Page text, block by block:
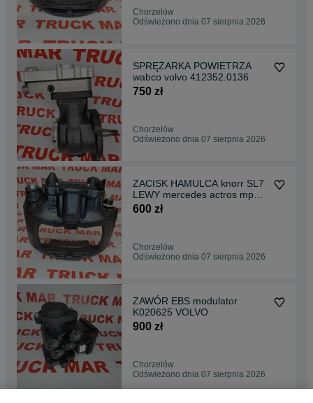
Chorzelów
Odświeżono dnia 07 sierpnia 2026
SPRĘŻARKA POWIETRZA
wabco volvo 412352.0136
750 zł
Chorzelów
Odświeżono dnia 07 sierpnia 2026
ZACISK HAMULCA knorr SL7
LEWY mercedes actros mp4
tył LRT023248RC
600 zł
Chorzelów
Odświeżono dnia 07 sierpnia 2026
ZAWÓR EBS modulator
K020625 VOLVO
900 zł
Chorzelów
Odświeżono dnia 07 sierpnia 2026